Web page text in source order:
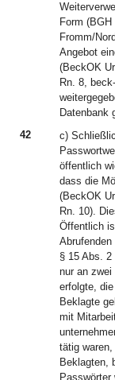
Form
Fromm/
Angebot
(BeckOK
Rn. 8,
Datenbank
42
c)
öffentlich
dass die
(BeckOK
Rn. 10).
Öffentlich
§ 15 Abs.
nur an
erfolgte,
Beklagte
mit
tätig
Beklagten,
Passwörter